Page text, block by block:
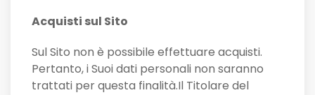
Acquisti sul Sito
Sul Sito non è possibile effettuare acquisti.
Pertanto, i Suoi dati personali non saranno
trattati per questa finalità.Il Titolare del